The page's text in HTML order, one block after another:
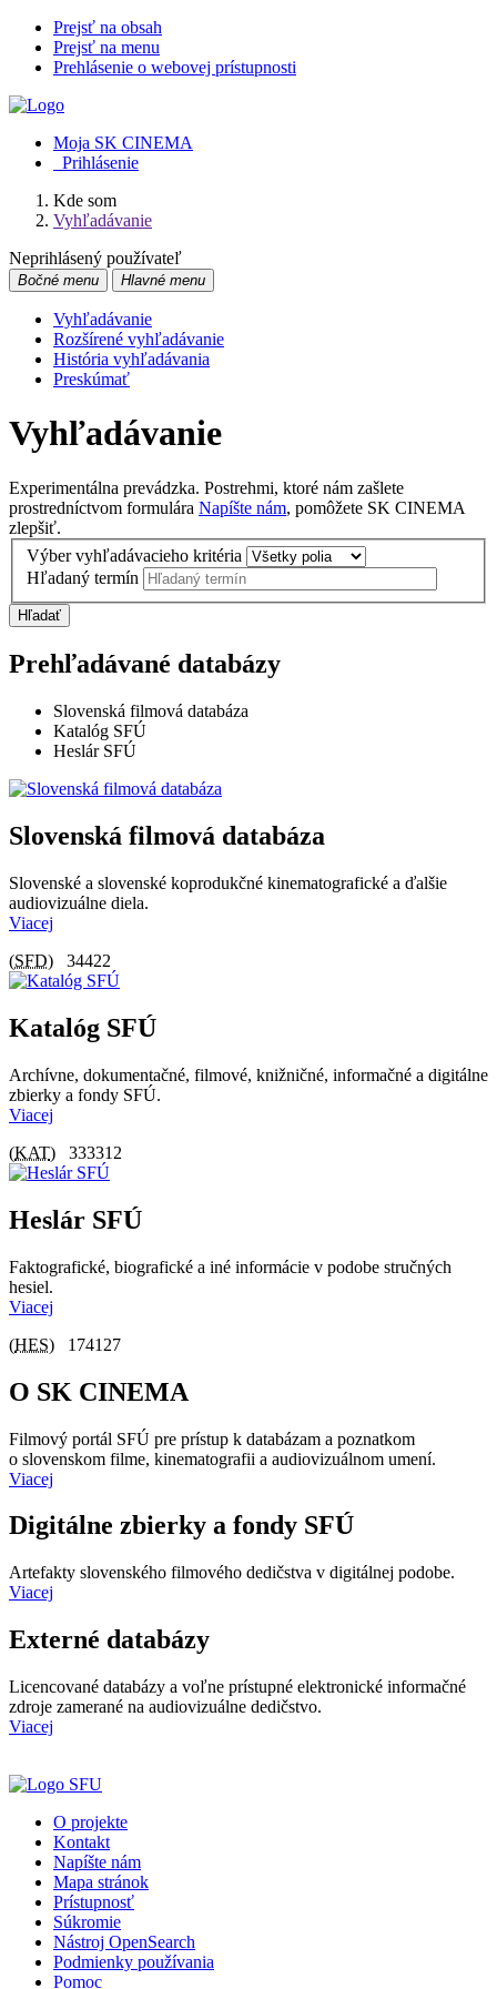
Prejsť na obsah
Prejsť na menu
Prehlásenie o webovej prístupnosti
Moja SK CINEMA
Prihlásenie
Kde som
Vyhľadávanie
Neprihlásený používateľ
Bočné menu Hlavné menu
Vyhľadávanie
Rozšírené vyhľadávanie
História vyhľadávania
Preskúmať
Vyhľadávanie
Experimentálna prevádzka. Postrehmi, ktoré nám zašlete
prostredníctvom formulára Napíšte nám, pomôžete SK CINEMA
zlepšiť.
Výber vyhľadávacieho kritéria
Hľadaný termín
Hľadať
Prehľadávané databázy
Slovenská filmová databáza
Katalóg SFÚ
Heslár SFÚ
Slovenská filmová databáza
Slovenské a slovenské koprodukčné kinematografické a ďalšie
audiovizuálne diela.
Viacej
(SFD) 34422
Katalóg SFÚ
Archívne, dokumentačné, filmové, knižničné, informačné a digitálne
zbierky a fondy SFÚ.
Viacej
(KAT) 333312
Heslár SFÚ
Faktografické, biografické a iné informácie v podobe stručných
hesiel.
Viacej
(HES) 174127
O SK CINEMA
Filmový portál SFÚ pre prístup k databázam a poznatkom
o slovenskom filme, kinematografii a audiovizuálnom umení.
Viacej
Digitálne zbierky a fondy SFÚ
Artefakty slovenského filmového dedičstva v digitálnej podobe.
Viacej
Externé databázy
Licencované databázy a voľne prístupné elektronické informačné
zdroje zamerané na audiovizuálne dedičstvo.
Viacej
O projekte
Kontakt
Napíšte nám
Mapa stránok
Prístupnosť
Súkromie
Nástroj OpenSearch
Podmienky používania
Pomoc